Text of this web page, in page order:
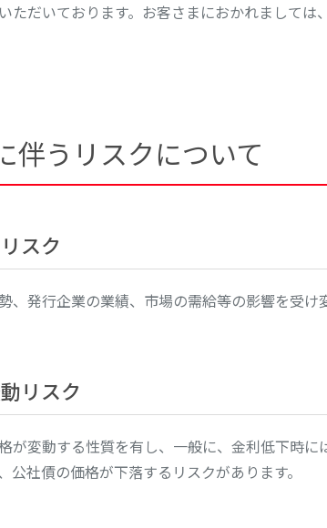
ただいております。お客さまにおかれまして
伴うリスクについて
スク
、発行企業の業績、市場の需給等の影響を受け
リスク
が変動する性質を有し、一般に、金利低下時
公社債の価格が下落するリスクがあります。